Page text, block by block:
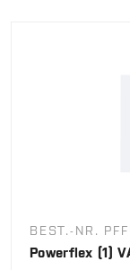
BEST.-NR.
Powerflex (1)